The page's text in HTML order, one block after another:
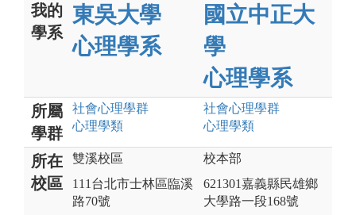
我的
學系
東吳大學
心理學系
國立中正大
學
心理學系
所屬
學群
社會心理學群
心理學類
社會心理學群
心理學類
所在
校區
雙溪校區
111台北市士林區臨溪
路70號
校本部
621301嘉義縣民雄鄉
大學路一段168號